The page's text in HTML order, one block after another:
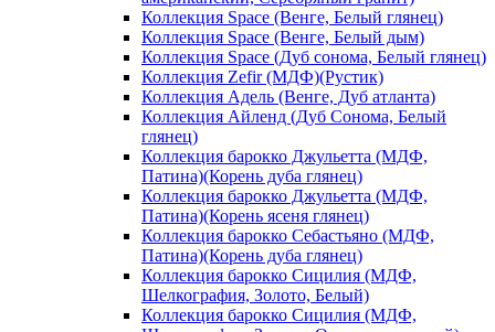
Коллекция Space (Венге, Белый глянец)
Коллекция Space (Венге, Белый дым)
Коллекция Space (Дуб сонома, Белый глянец)
Коллекция Zefir (МДФ)(Рустик)
Коллекция Адель (Венге, Дуб атланта)
Коллекция Айленд (Дуб Сонома, Белый
глянец)
Коллекция барокко Джульетта (МДФ,
Патина)(Корень дуба глянец)
Коллекция барокко Джульетта (МДФ,
Патина)(Корень ясеня глянец)
Коллекция барокко Себастьяно (МДФ,
Патина)(Корень дуба глянец)
Коллекция барокко Сицилия (МДФ,
Шелкография, Золото, Белый)
Коллекция барокко Сицилия (МДФ,